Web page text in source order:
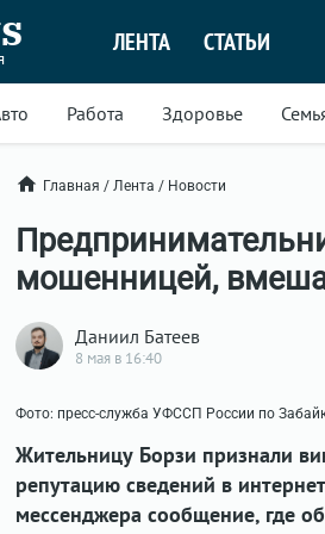
ЛЕНТА СТАТЬИ
Работа Здоровье
Главная / Лента / Новости
мошенницей,
Даниил Батеев
8 мая в 16:40
Фото: пресс-служба УФССП России по
Жительницу Борзи признали
репутацию сведений в
мессенджера сообщение, где